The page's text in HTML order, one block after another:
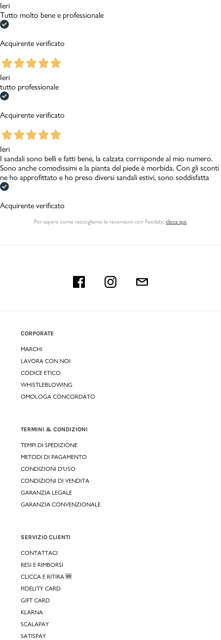
Ieri
Tutto molto bene e professionale
Acquirente verificato
Ieri
tutto professionale
Acquirente verificato
Ieri
I sandali sono belli e fatti bene, la calzata corrisponde al mio numero.
Sono anche comodissimi e la pianta del piede è morbida. Con gli sconti
ne ho approfittato e ho preso diversi sandali estivi, sono soddisfatta
Acquirente verificato
Per sapere come raccogliamo le recensioni con Feedaty clicca qui.
CORPORATE
MARCHI
LAVORA CON NOI
CODICE ETICO
WHISTLEBLOWING
OMOLOGA CONCORDATO
TERMINI & CONDIZIONI
TEMPI DI SPEDIZIONE
METODI DI PAGAMENTO
CONDIZIONI D'USO
CONDIZIONI DI VENDITA
GARANZIA LEGALE
GARANZIA CONVENZIONALE
SERVIZIO CLIENTI
CONTATTACI
RESI E RIMBORSI
CLICCA E RITIRA 🆕
FIDELITY CARD
GIFT CARD
KLARNA
SCALAPAY
SATISPAY